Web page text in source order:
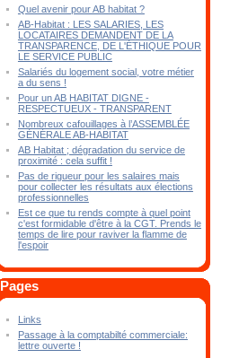
Quel avenir pour AB habitat ?
AB-Habitat : LES SALARIES, LES
LOCATAIRES DEMANDENT DE LA
TRANSPARENCE, DE L'ÉTHIQUE POUR
LE SERVICE PUBLIC
Salariés du logement social, votre métier
a du sens !
Pour un AB HABITAT DIGNE -
RESPECTUEUX - TRANSPARENT
Nombreux cafouillages à l’ASSEMBLÉE
GÉNÉRALE AB-HABITAT
AB Habitat ; dégradation du service de
proximité : cela suffit !
Pas de rigueur pour les salaires mais
pour collecter les résultats aux élections
professionnelles
Est ce que tu rends compte à quel point
c'est formidable d'être à la CGT. Prends le
temps de lire pour raviver la flamme de
l'espoir
Pages
Links
Passage à la comptabilté commerciale:
lettre ouverte !